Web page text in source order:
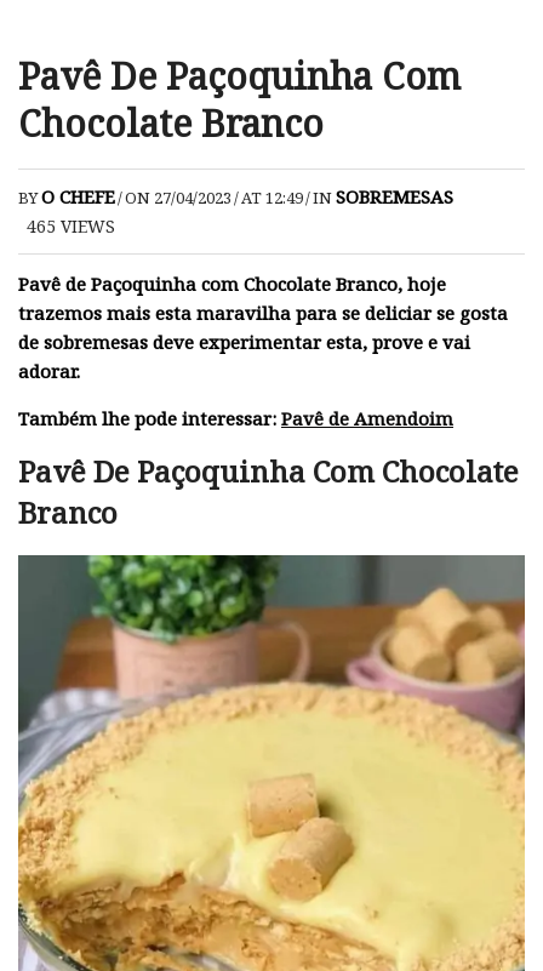
Pavê De Paçoquinha Com
Chocolate Branco
BYO CHEFE/ON 27/04/2023/AT 12:49/INSOBREMESAS
465 VIEWS
Pavê de Paçoquinha com Chocolate Branco, hoje
trazemos mais esta maravilha para se deliciar se gosta
de sobremesas deve experimentar esta, prove e vai
adorar.
Também lhe pode interessar: Pavê de Amendoim
Pavê De Paçoquinha Com Chocolate
Branco